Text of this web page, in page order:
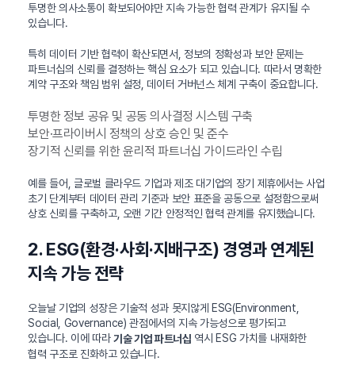
투명한 의사소통이 확보되어야만 지속 가능한 협력 관계가 유지될 수
있습니다.
특히 데이터 기반 협력이 확산되면서, 정보의 정확성과 보안 문제는
파트너십의 신뢰를 결정하는 핵심 요소가 되고 있습니다. 따라서 명확한
계약 구조와 책임 범위 설정, 데이터 거버넌스 체계 구축이 중요합니다.
투명한 정보 공유 및 공동 의사결정 시스템 구축
보안·프라이버시 정책의 상호 승인 및 준수
장기적 신뢰를 위한 윤리적 파트너십 가이드라인 수립
예를 들어, 글로벌 클라우드 기업과 제조 대기업의 장기 제휴에서는 사업
초기 단계부터 데이터 관리 기준과 보안 표준을 공동으로 설정함으로써
상호 신뢰를 구축하고, 오랜 기간 안정적인 협력 관계를 유지했습니다.
2. ESG(환경·사회·지배구조) 경영과 연계된
지속 가능 전략
오늘날 기업의 성장은 기술적 성과 못지않게 ESG(Environment,
Social, Governance) 관점에서의 지속 가능성으로 평가되고
있습니다. 이에 따라기술 기업 파트너십 역시 ESG 가치를 내재화한
협력 구조로 진화하고 있습니다.